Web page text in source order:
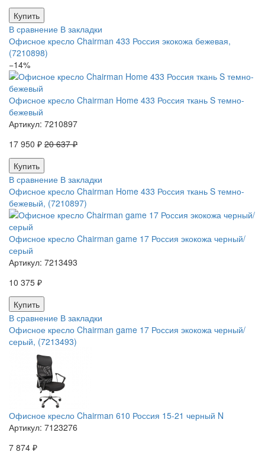
В сравнение В закладки
Офисное кресло Chairman 433 Россия экокожа бежевая,
(7210898)
−14%
Офисное кресло Chairman Home 433 Россия ткань S темно-
бежевый
Артикул: 7210897
17 950 ₽ 20 637 ₽
В сравнение В закладки
Офисное кресло Chairman Home 433 Россия ткань S темно-
бежевый, (7210897)
Офисное кресло Chairman game 17 Россия экокожа черный/
серый
Артикул: 7213493
10 375 ₽
В сравнение В закладки
Офисное кресло Chairman game 17 Россия экокожа черный/
серый, (7213493)
Офисное кресло Chairman 610 Россия 15-21 черный N
Артикул: 7123276
7 874 ₽